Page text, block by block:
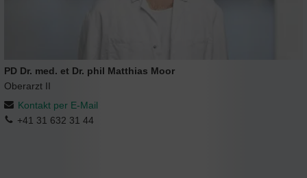
PD Dr. med. et Dr. phil Matthias Moor
Oberarzt II
Kontakt per E-Mail
+41 31 632 31 44